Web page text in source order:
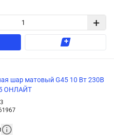
+
шар матовый G45 10 Вт 230В
ОНЛАЙТ